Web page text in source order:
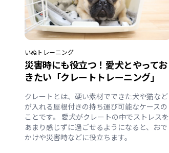
いぬトレーニング
災害時にも役立つ！愛犬とやってお
きたい「クレートトレーニング」
クレートとは、硬い素材でできた犬や猫など
が入れる屋根付きの持ち運び可能なケースの
ことです。 愛犬がクレートの中でストレスを
あまり感じずに過ごせるようになると、おで
かけや災害時などに役立ちます。